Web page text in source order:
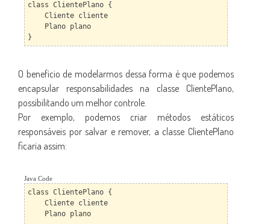
class ClientePlano {
Cliente cliente
Plano plano
}
O benefício de modelarmos dessa forma é que podemos
encapsular responsabilidades na classe ClientePlano,
possibilitando um melhor controle.
Por exemplo, podemos criar métodos estáticos
responsáveis por salvar e remover, a classe ClientePlano
ficaria assim:
Java Code
class ClientePlano {
Cliente cliente
Plano plano